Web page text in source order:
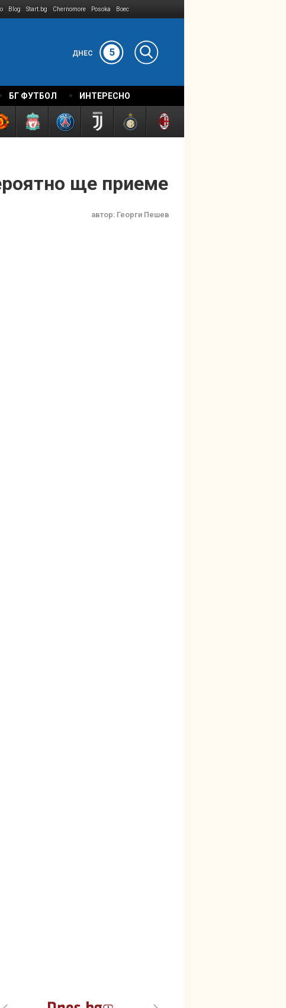
Blog Start.bg Chernomore Posoka Boec
ДНЕС 5
БГ ФУТБОЛ ИНТЕРЕСНО
ще приеме
автор: Георги Пешев